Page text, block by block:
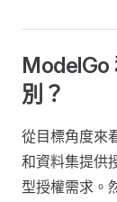
ModelGo
別？
從目標角度來
和資料集提供
型授權需求。